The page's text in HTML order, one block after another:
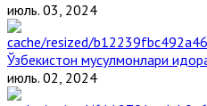
июль. 03, 2024
Ўзбекистон мусулмонлари
июль. 02, 2024